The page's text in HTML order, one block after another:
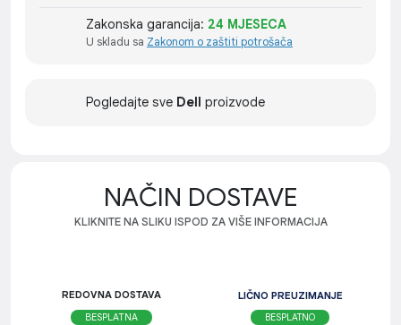
Zakonska garancija: 24 MJESECA
U skladu sa Zakonom o zaštiti potrošača
Pogledajte sve Dell proizvode
NAČIN DOSTAVE
KLIKNITE NA SLIKU ISPOD ZA VIŠE INFORMACIJA
REDOVNA DOSTAVA
BESPLATNA
LIČNO PREUZIMANJE
BESPLATNO